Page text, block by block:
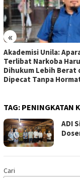
«
Akademisi Unila:
Terlibat Narkoba
Dihukum Lebih Berat
Dipecat Tanpa
TAG: PENINGKATAN
ADI
Cari